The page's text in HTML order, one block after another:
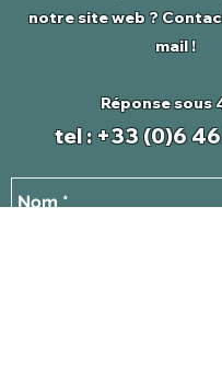
notre site web ?
mail !
Réponse sous
tel : +33 (0)6